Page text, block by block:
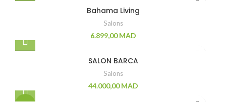
Bahama Living
Salons
6.899,00MAD
SALON BARCA
Salons
44.000,00MAD